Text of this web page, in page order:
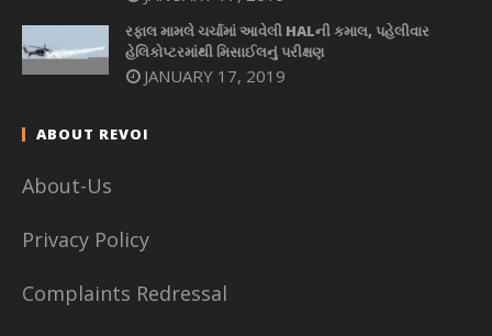
રફાલ મામલે ચર્ચામાં આવેલી HALની કમાલ, પહેલીવાર
હેલિકોપ્ટરમાંથી મિસાઈલનું પરીક્ષણ
JANUARY 17, 2019
ABOUT REVOI
About-Us
Privacy Policy
Complaints Redressal